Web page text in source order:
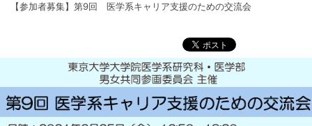
【参加者募集】第9回 医学系キャリア支援のための交流会